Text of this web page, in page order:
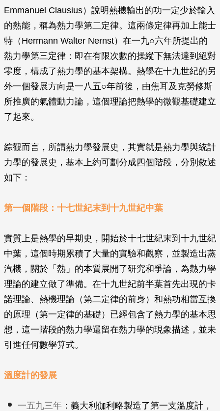
Emmanuel Clausius）說明熱機輸出的功一定少於輸入
的熱能，稱為熱力學第二定律。這兩條定律再加上能士
特（Hermann Walter Nernst）在一九○六年所提出的
熱力學第三定律：即在有限次數的操縱下無法達到絕對
零度，構成了熱力學的基本架構。熱學在十九世紀的另
外一個發展方向是一八五○年前後，由焦耳及克勞修斯
所推廣的氣體動力論，這個理論把熱學的微觀基礎建立
了起來。
綜觀而言，所謂熱力學發展史，其實就是熱力學與統計
力學的發展史，基本上約可劃分成四個階段，分別敘述
如下：
第一個階段：十七世紀末到十九世紀中葉
實質上是熱學的早期史，開始於十七世紀末到十九世紀
中葉，這個時期累積了大量的實驗和觀察，並製造出蒸
汽機，關於「熱」的本質展開了研究和爭論，為熱力學
理論的建立做了準備。在十九世紀前半葉首先出現的卡
諾理論、熱機理論（第二定律的前身）和熱功相當互換
的原理（第一定律的基礎）已經包含了熱力學的基本思
想，這一階段的熱力學還留在熱力學的現象描述，並未
引進任何數學算式。
溫度計的發展
一五九三年 ：義大利伽利略製造了第一支溫度計，